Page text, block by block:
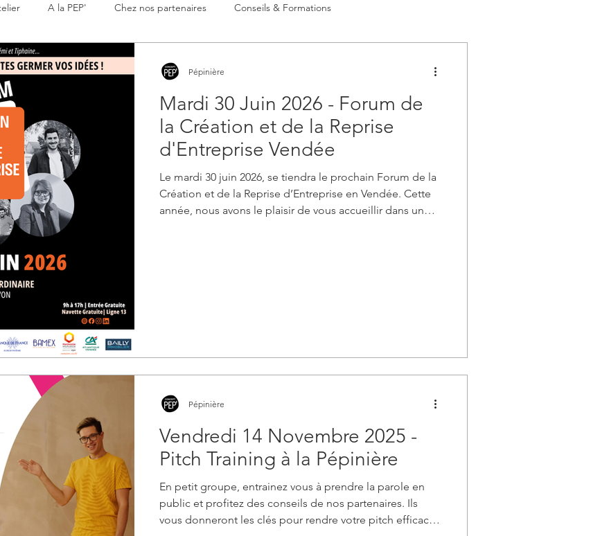
A la PEP' Chez nos partenaires Conseils & Formations
Mardi 30 Juin 2026 - Forum de
la Création et de la Reprise
d'Entreprise Vendée
Le mardi 30 juin 2026, se tiendra le prochain Forum de la
Création et de la Reprise d’Entreprise en Vendée. Cette
année, nous avons le plaisir de vous accueillir dans un
Pépinière
Vendredi 14 Novembre 2025 -
Pitch Training à la Pépinière
En petit groupe, entrainez vous à prendre la parole en
public et profitez des conseils de nos partenaires. Ils
vous donneront les clés pour rendre votre pitch efficace
Pépinière